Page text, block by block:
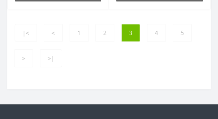
|< < 1 2 3 4 5
> >|